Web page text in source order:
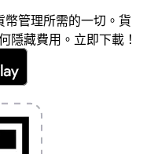
管理所需的一切。貨
隱藏費用。立即下載！